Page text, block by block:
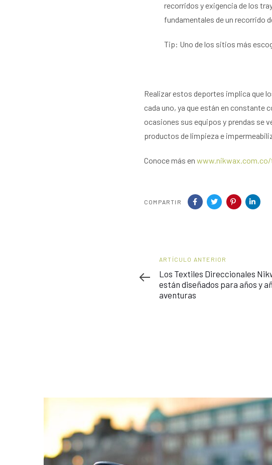
recorridos y exigencia de los
fundamentales de un recorrido
Tip: Uno de los sitios más
Realizar estos deportes implica que
cada uno, ya que están en constante
ocasiones sus equipos y prendas se
productos de limpieza e
Conoce más en
COMPARTIR
Artículo
anterior
ARTÍCULO ANTERIOR
Los Textiles Direccionales
están diseñados para años y
aventuras